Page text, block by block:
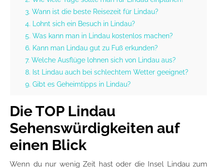
3. Wann ist die beste Reisezeit für Lindau?
4. Lohnt sich ein Besuch in Lindau?
5. Was kann man in Lindau kostenlos machen?
6. Kann man Lindau gut zu Fuß erkunden?
7. Welche Ausflüge lohnen sich von Lindau aus?
8. Ist Lindau auch bei schlechtem Wetter geeignet?
9. Gibt es Geheimtipps in Lindau?
Die TOP Lindau
Sehenswürdigkeiten auf
einen Blick
Wenn du nur wenig Zeit hast oder die Insel Lindau zum